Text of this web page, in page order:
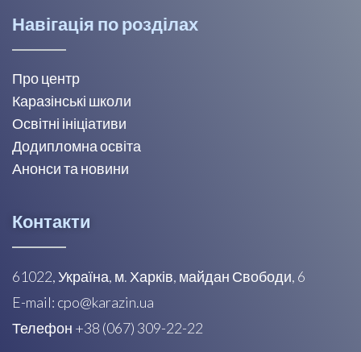
Навігація по розділах
Про центр
Каразінські школи
Освітні ініціативи
Додипломна освіта
Анонси та новини
Контакти
61022, Україна, м. Харків, майдан Свободи, 6
E-mail: cpo@karazin.ua
Телефон +38 (067) 309-22-22